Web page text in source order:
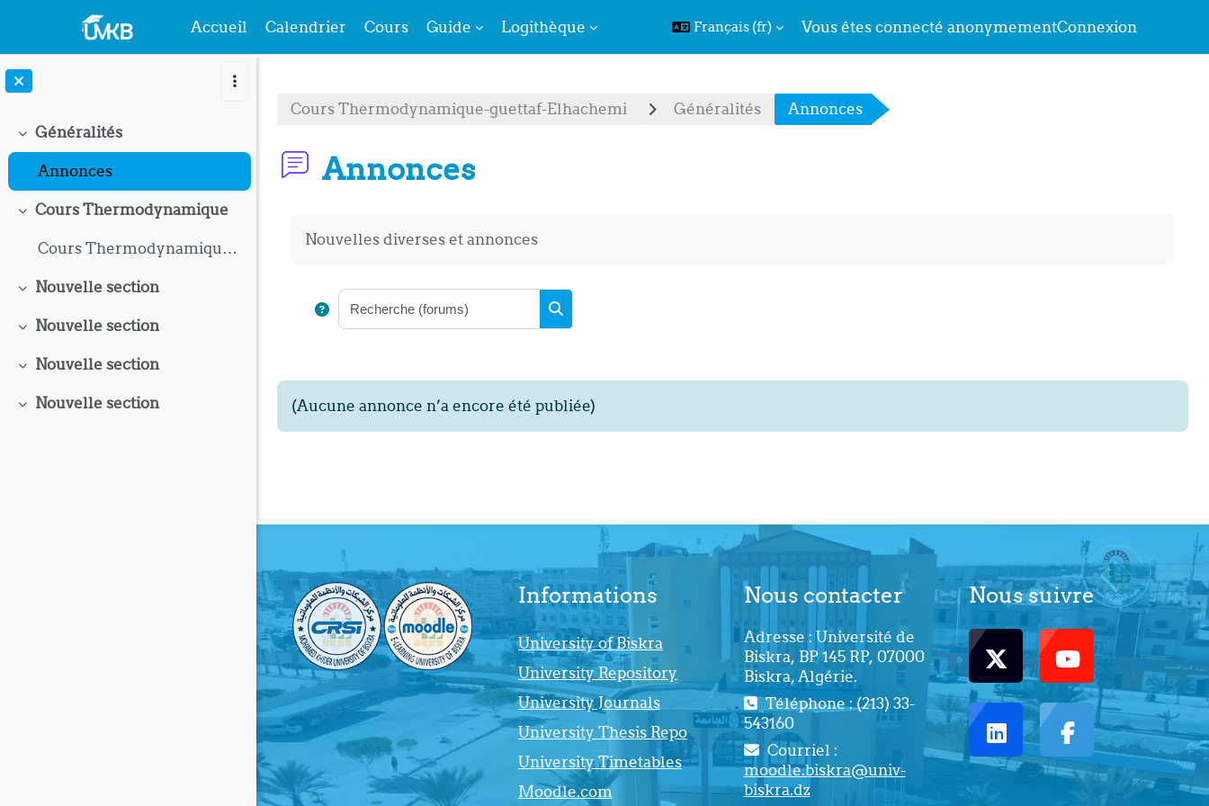
Passer au contenu principal
Accueil Calendrier Cours Guide Logithèque Français ‎(fr)‎ Vous êtes connecté anonymementConnexion
Replier
Généralités
Annonces
Replier
Cours Thermodynamique
Cours Thermodynamique.pdf
Replier
Nouvelle section
Replier
Nouvelle section
Replier
Nouvelle section
Replier
Nouvelle section
Cours Thermodynamique-guettaf-Elhachemi Généralités Annonces
Annonces
Nouvelles diverses et annonces
Recherche (forums)
Recherche (forums)
(Aucune annonce n’a encore été publiée)
Informations
University of Biskra
University Repository
University Journals
University Thesis Repo
University Timetables
Moodle.com
Nous contacter
Adresse : Université de
Biskra, BP 145 RP, 07000
Biskra, Algérie.
Téléphone : (213) 33-
543160
Courriel :
moodle.biskra@univ-
biskra.dz
Nous suivre